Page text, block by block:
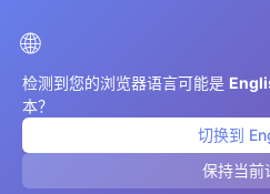
🌐
检测到您的浏览器语言可能是
本？
切换到
保持当前